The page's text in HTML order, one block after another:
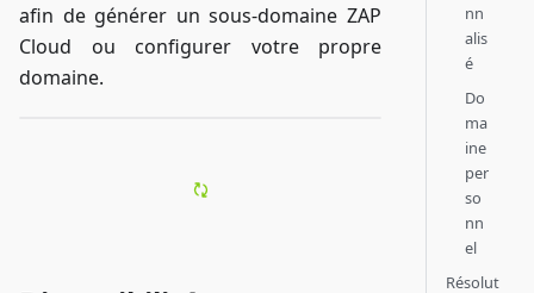
afin de générer un sous-domaine ZAP
Cloud ou configurer votre propre
domaine.
nn
alis
é
Do
ma
ine
per
so
nn
el
Résolut